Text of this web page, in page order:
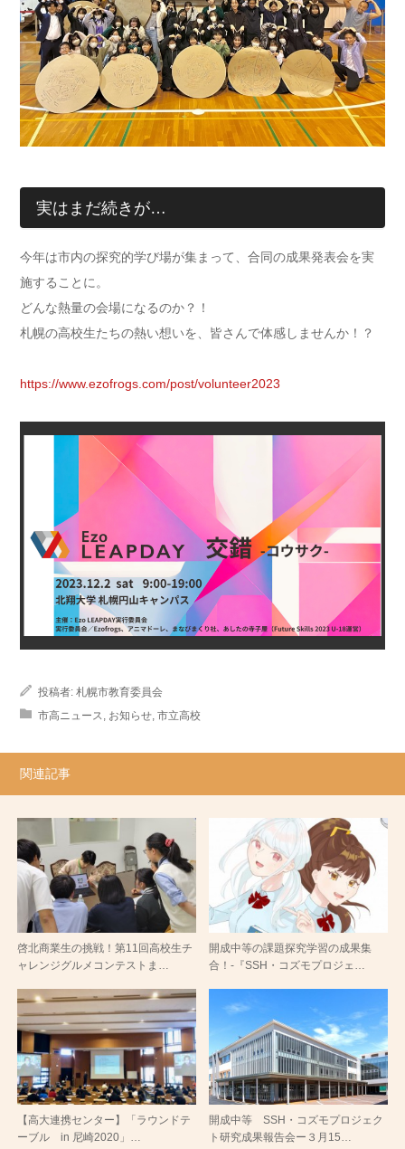
実はまだ続きが…
今年は市内の探究的学び場が集まって、合同の成果発表会を実
施することに。
どんな熱量の会場になるのか？！
札幌の高校生たちの熱い想いを、皆さんで体感しませんか！？
https://www.ezofrogs.com/post/volunteer2023
投稿者: 札幌市教育委員会
市高ニュース, お知らせ, 市立高校
関連記事
啓北商業生の挑戦！第11回高校生チ
ャレンジグルメコンテストま…
開成中等の課題探究学習の成果集
合！-『SSH・コズモプロジェ…
【高大連携センター】「ラウンドテ
ーブル in 尼崎2020」…
開成中等 SSH・コズモプロジェク
ト研究成果報告会ー３月15…